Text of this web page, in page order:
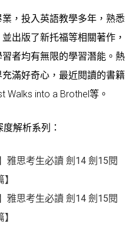
，投入英語教學多年，熟悉
出版了新托福等相關著作，
者均有無限的學習潛能。熱
滿好奇心，最近閱讀的書籍
Walks into a Brothel等。
解析系列：
雅思考生必讀 劍14 劍15閱
雅思考生必讀 劍14 劍15閱